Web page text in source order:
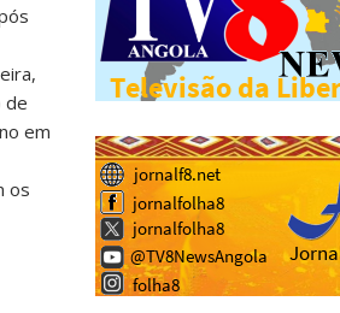
de
em
os